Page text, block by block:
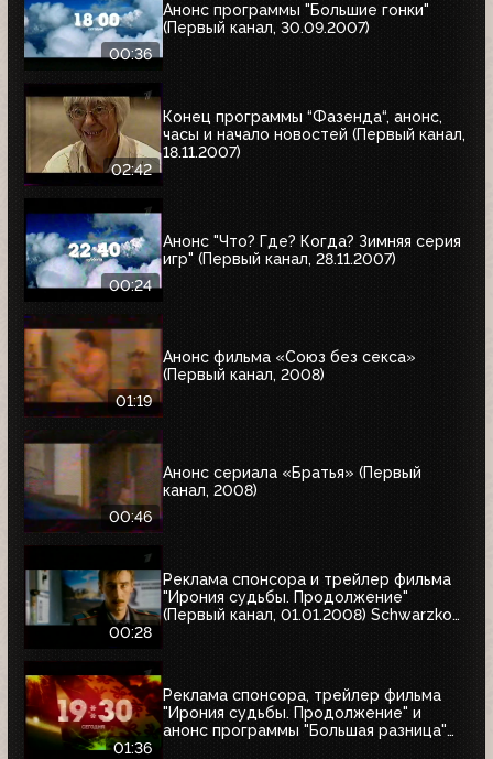
00:36
Анонс программы "Большие гонки"
(Первый канал, 30.09.2007)
02:42
Конец программы “Фазенда“, анонс,
часы и начало новостей (Первый канал,
18.11.2007)
00:24
Анонс "Что? Где? Когда? Зимняя серия
игр" (Первый канал, 28.11.2007)
01:19
Анонс фильма «Союз без секса»
(Первый канал, 2008)
00:46
Анонс сериала «Братья» (Первый
канал, 2008)
00:28
Реклама спонсора и трейлер фильма
"Ирония судьбы. Продолжение"
(Первый канал, 01.01.2008) Schwarzkopf
01:36
Реклама спонсора, трейлер фильма
"Ирония судьбы. Продолжение" и
анонс программы "Большая разница"